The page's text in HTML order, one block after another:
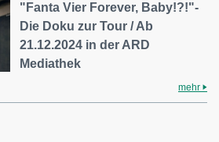
"Fanta Vier Forever, Baby!?!"-
Die Doku zur Tour / Ab
21.12.2024 in der ARD
Mediathek
mehr